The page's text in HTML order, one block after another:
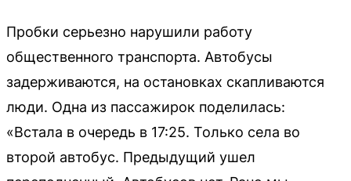
Пробки серьезно нарушили работу
общественного транспорта. Автобусы
задерживаются, на остановках скапливаются
люди. Одна из пассажирок поделилась:
«Встала в очередь в 17:25. Только села во
второй автобус. Предыдущий ушел